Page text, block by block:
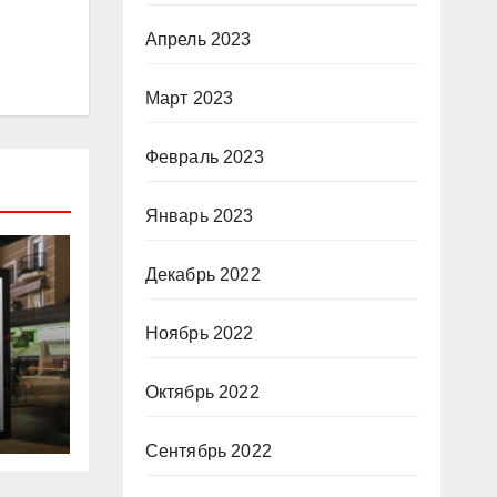
Апрель 2023
Март 2023
Февраль 2023
Январь 2023
Декабрь 2022
Ноябрь 2022
Октябрь 2022
Сентябрь 2022